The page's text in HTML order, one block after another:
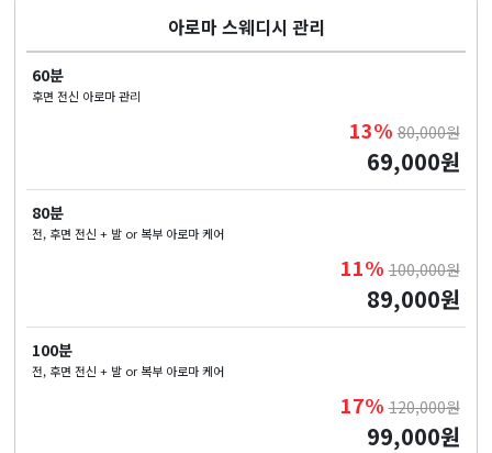
아로마 스웨디시 관리
60분
후면 전신 아로마 관리
13% 80,000원
69,000원
80분
전, 후면 전신 + 발 or 복부 아로마 케어
11% 100,000원
89,000원
100분
전, 후면 전신 + 발 or 복부 아로마 케어
17% 120,000원
99,000원